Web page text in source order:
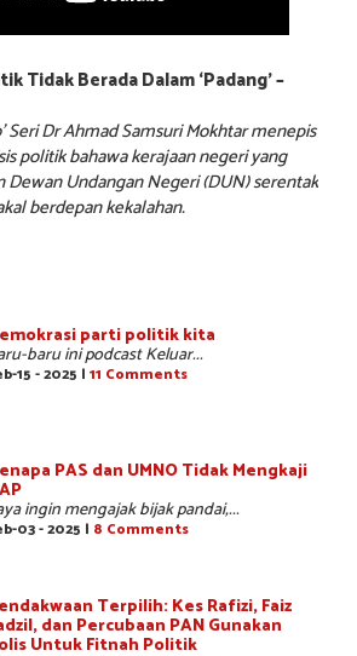
Tidak Berada Dalam ‘Padang’ –
Seri Dr Ahmad Samsuri Mokhtar menepis
politik bahawa kerajaan negeri yang
Undangan Negeri (DUN) serentak
berdepan kekalahan.
parti politik kita
baru ini podcast Keluar...
15 - 2025 | 11 Comments
PAS dan UMNO Tidak Mengkaji
ingin mengajak bijak pandai,...
03 - 2025 | 8 Comments
Terpilih: Kes Rafizi, Faiz
dan Percubaan PAN Gunakan
Untuk Fitnah Politik